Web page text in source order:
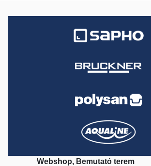
Webshop, Bemutató terem